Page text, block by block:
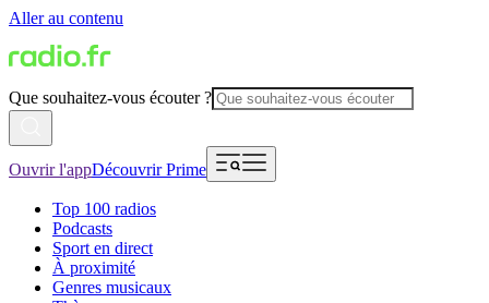
Aller au contenu
Que souhaitez-vous écouter ?
Ouvrir l'appDécouvrir Prime
Top 100 radios
Podcasts
Sport en direct
À proximité
Genres musicaux